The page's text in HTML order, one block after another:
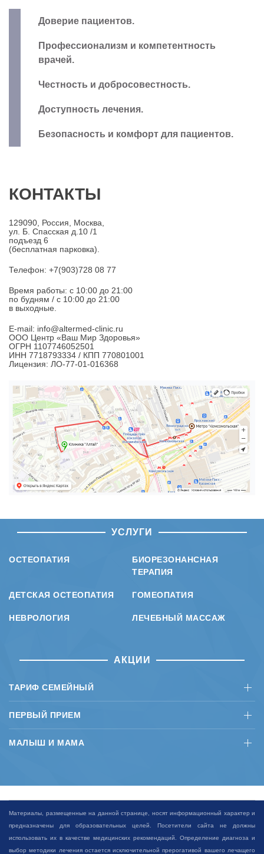
Доверие пациентов.
Профессионализм и компетентность
врачей.
Честность и добросовестность.
Доступность лечения.
Безопасность и комфорт для пациентов.
КОНТАКТЫ
129090, Россия, Москва,
ул. Б. Спасская д.10 /1
подъезд 6
(бесплатная парковка).
Телефон: +7(903)728 08 77
Время работы: c 10:00 до 21:00
по будням / с 10:00 до 21:00
в выходные.
E-mail: info@altermed-clinic.ru
ООО Центр «Ваш Мир Здоровья»
ОГРН 1107746052501
ИНН 7718793334 / КПП 770801001
Лицензия: ЛО-77-01-016368
УСЛУГИ
ОСТЕОПАТИЯ
БИОРЕЗОНАНСНАЯ
ТЕРАПИЯ
ДЕТСКАЯ ОСТЕОПАТИЯ ГОМЕОПАТИЯ
НЕВРОЛОГИЯ ЛЕЧЕБНЫЙ МАССАЖ
АКЦИИ
ТАРИФ СЕМЕЙНЫЙ
ПЕРВЫЙ ПРИЕМ
МАЛЫШ И МАМА
Материалы, размещенные на данной странице, носят информационный характер и
предназначены для образовательных целей. Посетители сайта не должны
использовать их в качестве медицинских рекомендаций. Определение диагноза и
выбор методики лечения остается исключительной прерогативой вашего лечащего